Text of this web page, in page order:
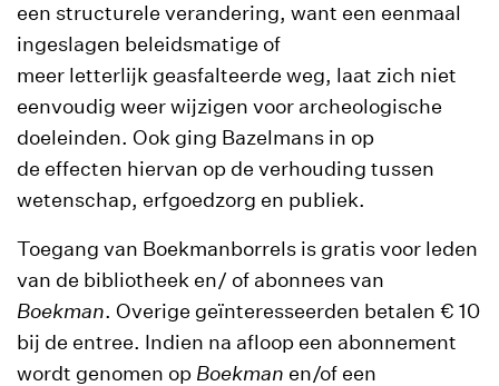
een structurele verandering, want een eenmaal
ingeslagen beleidsmatige of
meer letterlijk geasfalteerde weg, laat zich niet
eenvoudig weer wijzigen voor archeologische
doeleinden. Ook ging Bazelmans in op
de effecten hiervan op de verhouding tussen
wetenschap, erfgoedzorg en publiek.
Toegang van Boekmanborrels is gratis voor leden
van de bibliotheek en/ of abonnees van
Boekman. Overige geïnteresseerden betalen € 10
bij de entree. Indien na afloop een abonnement
wordt genomen op Boekman en/of een